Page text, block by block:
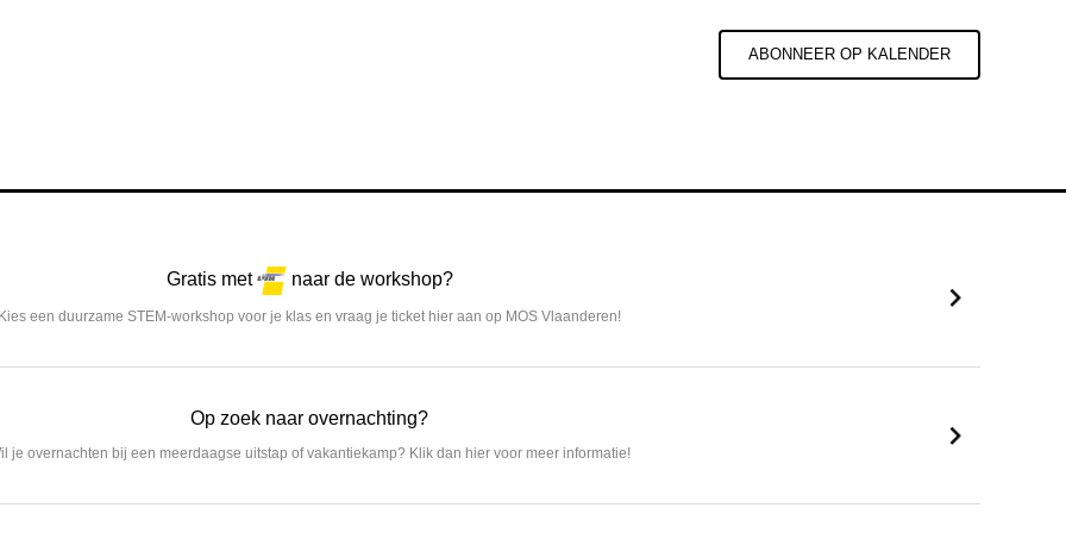
ABONNEER OP KALENDER
Gratis met naar de workshop?
een duurzame STEM-workshop voor je klas en vraag je ticket hier aan op MOS Vlaanderen!
Op zoek naar overnachting?
je overnachten bij een meerdaagse uitstap of vakantiekamp? Klik dan hier voor meer informatie!